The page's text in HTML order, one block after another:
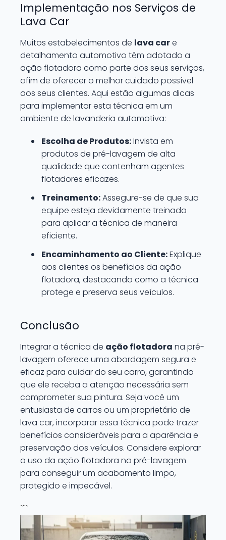
Implementação nos Serviços de
Lava Car
Muitos estabelecimentos de lava care
detalhamento automotivo têm adotado a
ação flotadora como parte dos seus serviços,
afim de oferecer o melhor cuidado possível
aos seus clientes. Aqui estão algumas dicas
para implementar esta técnica em um
ambiente de lavanderia automotiva:
Escolha de Produtos:Invista em
produtos de pré-lavagem de alta
qualidade que contenham agentes
flotadores eficazes.
Treinamento:Assegure-se de que sua
equipe esteja devidamente treinada
para aplicar a técnica de maneira
eficiente.
Encaminhamento ao Cliente:Explique
aos clientes os benefícios da ação
flotadora, destacando como a técnica
protege e preserva seus veículos.
Conclusão
Integrar a técnica de ação flotadora na pré-
lavagem oferece uma abordagem segura e
eficaz para cuidar do seu carro, garantindo
que ele receba a atenção necessária sem
comprometer sua pintura. Seja você um
entusiasta de carros ou um proprietário de
lava car, incorporar essa técnica pode trazer
benefícios consideráveis para a aparência e
preservação dos veículos. Considere explorar
o uso da ação flotadora na pré-lavagem
para conseguir um acabamento limpo,
protegido e impecável.
```